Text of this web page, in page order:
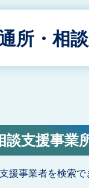
所・相
談支援事業
援事業者を検索で